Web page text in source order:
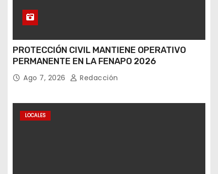
PROTECCIÓN CIVIL MANTIENE OPERATIVO
PERMANENTE EN LA FENAPO 2026
Ago 7, 2026 Redacción
LOCALES